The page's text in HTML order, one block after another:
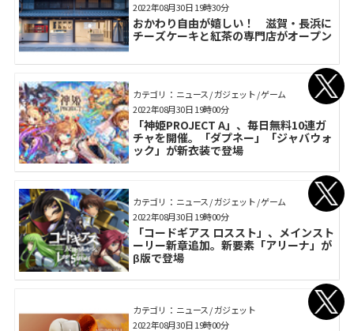
おかわり自由が嬉しい！ 滋賀・長浜に
チーズケーキと紅茶の専門店がオープン
2022年08月30日 19時30分
カテゴリ： ニュース / ガジェット / ゲーム
「神姫PROJECT A」、毎日無料10連ガ
チャを開催。「ダプネー」「ジャバウォ
ック」が新衣装で登場
2022年08月30日 19時00分
カテゴリ： ニュース / ガジェット / ゲーム
「コードギアス ロススト」、メインスト
ーリー新章追加。新要素「アリーナ」が
β版で登場
2022年08月30日 19時00分
カテゴリ： ニュース / ガジェット
2022年08月30日 19時00分